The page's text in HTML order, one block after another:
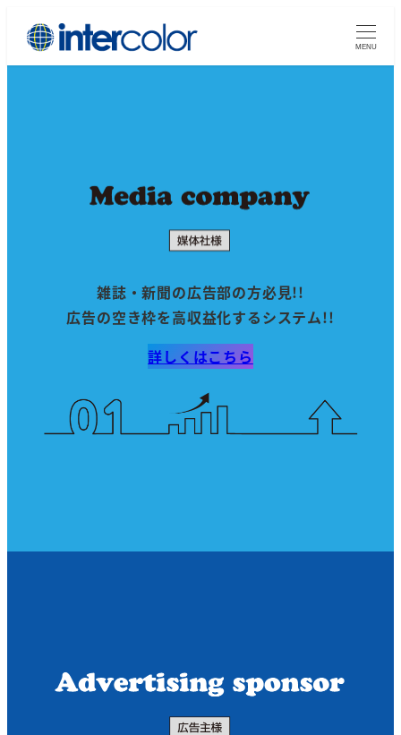
ン
MENU
雑誌・新聞の広告部の方必見!!
広告の空き枠を高収益化するシステム!!
詳しくはこちら